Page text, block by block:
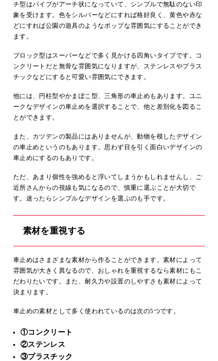
チ型はパイプがアーチ状になっていて、シンプルで無駄のない印
象を受けます。色をシルバーなどにすれば格好良く、黄色や赤な
どにすれば公園の遊具のようなポップな雰囲気にすることができ
ます。
ブロック型はスーパーなどで多く見かける四角いタイプです。コ
ンクリートだと無骨な雰囲気になりますが、ステンレスやプラス
チックなどにすると可愛い雰囲気にできます。
他には、円柱型やかまぼこ型、三角形の車止めもあります。ユニ
ークなデザインの車止めを選択することで、他と差別化を図るこ
とができます。
また、カツデンの製品にはありませんが、動物を模したデザイン
の車止めというのもあります。思わず目を引く面白いデザインの
車止めにするのもありです。
ただ、あまり個性を強めると浮いてしまうかもしれませんし、ご
近所さんからの視線も気になるので、慎重に選ぶことが大切で
す。迷ったらシンプルなデザインを選ぶのも手です。
素材を重視する
車止めはさまざまな素材から作ることができます。素材によって
雰囲気が大きく異なるので、おしゃれを重視するなら素材にもこ
だわりたいです。また、耐久力や設置のしやすさも素材によって
決まります。
車止めの素材として多く使われているのは次の5つです。
①コンクリート
②ステンレス
③プラスチック